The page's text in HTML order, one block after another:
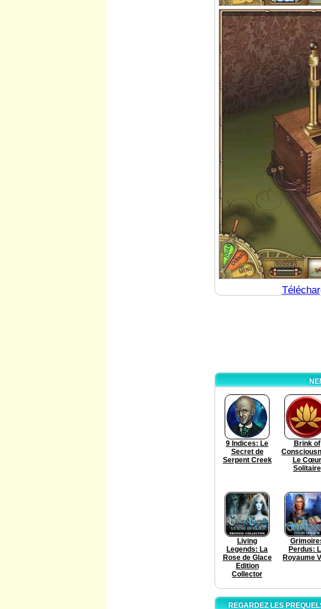
9 Indices: Le
Secret de
Serpent Creek
Brink of
Le Cœur
Solitaire
Living
Legends: La
Rose de Glace
Edition
Collector
Perdus:
Royaume
REGARDEZ LES